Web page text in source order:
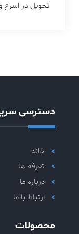
تحویل در اسرع وقت
دسترسی سریع
خانه
تعرفه ها
درباره ما
ارتباط با ما
محصولات